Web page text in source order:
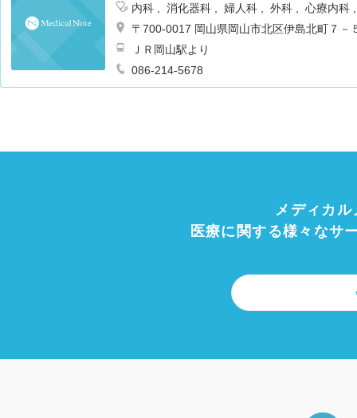
内科 消化器科 婦人科 外科
心療内科
経科
乳腺外科
〒700-0017 岡山県岡山市北区伊島北町７－
ＪＲ岡山駅より
086-214-5678
メディカ
医療に関する様々なサ